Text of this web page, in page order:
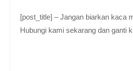
[post_title] – Jangan biarkan kaca
Hubungi kami sekarang dan ganti